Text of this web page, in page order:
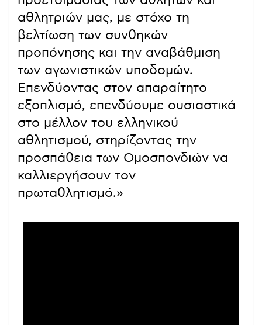
αθλητριών μας, με στόχο τη
βελτίωση των συνθηκών
προπόνησης και την αναβάθμιση
των αγωνιστικών υποδομών.
Επενδύοντας στον απαραίτητο
εξοπλισμό, επενδύουμε ουσιαστικά
στο μέλλον του ελληνικού
αθλητισμού, στηρίζοντας την
προσπάθεια των Ομοσπονδιών να
καλλιεργήσουν τον
πρωταθλητισμό.»